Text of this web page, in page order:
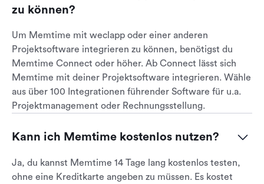
zu können?
Um Memtime mit weclapp oder einer anderen
Projektsoftware integrieren zu können, benötigst du
Memtime Connect oder höher. Ab Connect lässt sich
Memtime mit deiner Projektsoftware integrieren. Wähle
aus über 100 Integrationen führender Software für u.a.
Projektmanagement oder Rechnungsstellung.
Kann ich Memtime kostenlos nutzen?
Ja, du kannst Memtime 14 Tage lang kostenlos testen,
ohne eine Kreditkarte angeben zu müssen. Es kostet